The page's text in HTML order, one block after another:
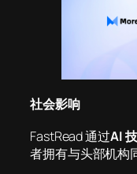
社会影响
FastRead 通过AI
者拥有与头部机构